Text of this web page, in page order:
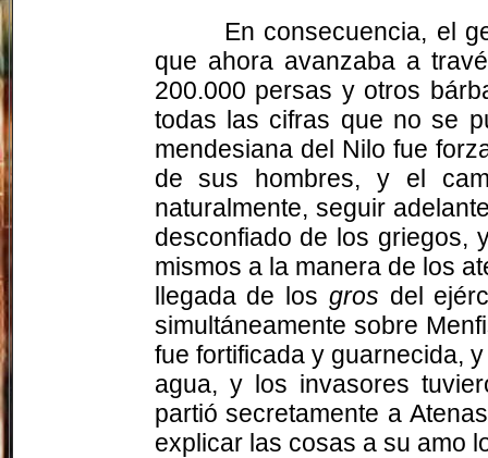
En consecuencia, el
que ahora avanzaba a
200.000 persas y otros
todas las cifras que no se
mendesiana del Nilo fue
de sus hombres, y el
naturalmente, seguir
desconfiado de los griegos,
mismos a la manera de los
llegada de los gros del
simultáneamente sobre
fue fortificada y guarnecida,
agua, y los invasores
partió secretamente a
explicar las cosas a su amo